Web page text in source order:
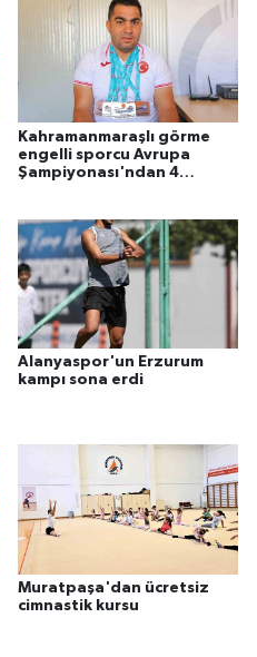
Kahramanmaraşlı görme
engelli sporcu Avrupa
Şampiyonası'ndan 4
Alanyaspor'un Erzurum
kampı sona erdi
Muratpaşa'dan ücretsiz
cimnastik kursu